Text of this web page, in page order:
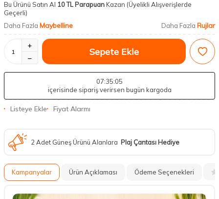
Bu Ürünü Satın Al 10 TL ParapuanKazan (Üyelikli Alışverişlerde
Geçerli)
Daha Fazla Maybelline Daha Fazla Rujlar
Sepete Ekle
07:35:04
içerisinde sipariş verirsen bugün kargoda
Listeye Ekle Fiyat Alarmı
2 Adet Güneş Ürünü Alanlara Plaj Çantası Hediye
Kampanyalar Ürün Açıklaması Ödeme Seçenekleri